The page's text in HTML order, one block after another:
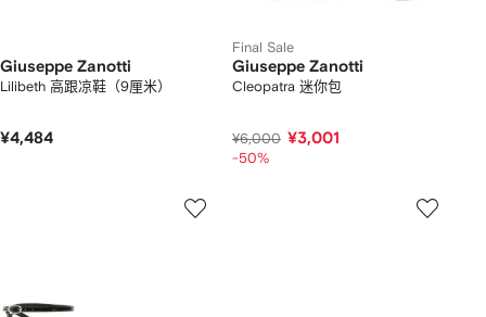
Giuseppe Zanotti
Lilibeth 高跟凉鞋（9厘米）
¥4,484
Final Sale
Giuseppe Zanotti
Cleopatra 迷你包
¥6,000 ¥3,001
-50%